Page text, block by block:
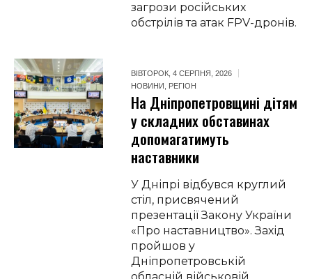
загрози російських
обстрілів та атак FPV-дронів.
ВІВТОРОК, 4 СЕРПНЯ, 2026
НОВИНИ
РЕГІОН
На Дніпропетровщині дітям
у складних обставинах
допомагатимуть
наставники
У Дніпрі відбувся круглий
стіл, присвячений
презентації Закону України
«Про наставництво». Захід
пройшов у
Дніпропетровській